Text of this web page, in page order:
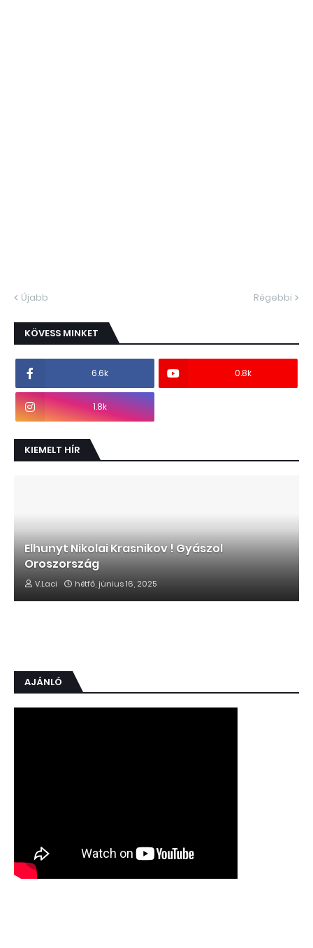
Újabb Régebbi
KÖVESS MINKET
6.6k 0.8k
1.8k
KIEMELT HÍR
Elhunyt Nikolai Krasnikov ! Gyászol
Oroszország
V.Laci hétfő, június 16, 2025
AJÁNLÓ